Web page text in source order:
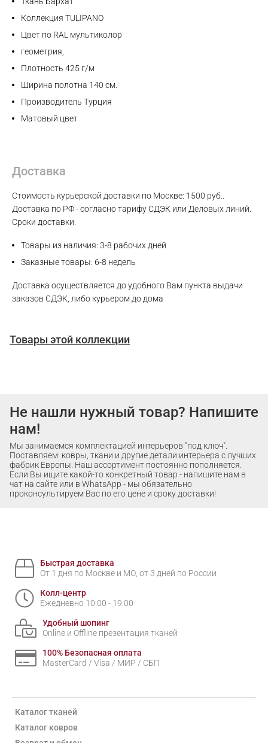
Коллекция TULIPANO
Цвет по RAL мультиколор
геометрия,
Плотность 425 г/м
Ширина полотна 140 см.
Производитель Турция
Матовый цвет
Доставка
Стоимость курьерской доставки по Москве: 1500 руб..
Доставка по РФ - согласно тарифу СДЭК или Деловых линий.
Сроки доставки:
Товары из наличия: 3-8 рабочих дней
Заказные товары: 6-8 недель
Доставка осуществляется до удобного Вам пункта выдачи
заказов СДЭК, либо курьером до дома
Товары этой коллекции
Не нашли нужный товар? Напишите
нам!
Мы занимаемся комплектацией интерьеров "под ключ".
Поставляем: ковры, ткани и другие детали интерьера с лучших
фабрик Европы. Наш ассортимент постоянно пополняется.
Если Вы ищите какой-то конкретный товар - напишите нам в
чат на сайте или в WhatsApp - мы обязательно
проконсультируем Вас по его цене и сроку доставки!
Быстрая доставка
От 1 дня по Москве и МО, от 3 дней по России
Колл-центр
Ежедневно 10:00 - 19:00
Удобный шопинг
Online и Offline презентация тканей
100% Безопасная оплата
MasterCard / Visa / МИР / СБП
Каталог тканей
Каталог ковров